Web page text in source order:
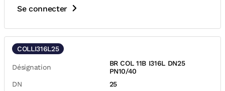
Se connecter
COLLI316L25
Désignation
BR COL 11B I316L DN25
PN10/40
DN
25